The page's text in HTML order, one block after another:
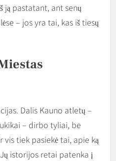
ją pastatant, ant senų
– jos yra tai, kas iš tiesų
Dalis Kauno atletų –
– dirbo tyliai, be
vis tiek pasiekė tai, apie ką
istorijos retai patenka į